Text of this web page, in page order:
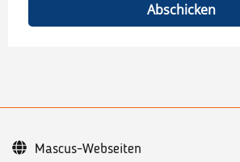
Abschicken
Mascus-Webseiten